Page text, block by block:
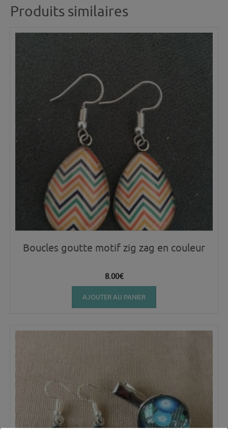
Produits similaires
Boucles goutte motif zig zag en couleur
8.00€
AJOUTER AU PANIER